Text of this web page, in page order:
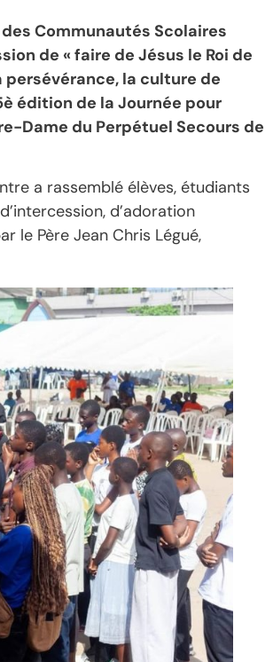
Communautés Scolaires
de « faire de Jésus le Roi de
persévérance, la culture de
édition de la Journée pour
Dame du Perpétuel Secours de
a rassemblé élèves, étudiants
d’adoration
le Père Jean Chris Légué,